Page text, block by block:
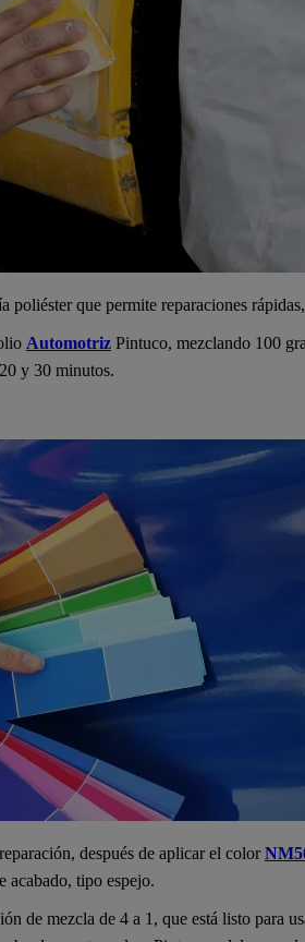
que permite reparaciones
AutomotrizPintuco, mezclando 100
y 30 minutos.
después de aplicar el color
acabado, tipo espejo.
de mezcla de 4 a 1, que está listo para